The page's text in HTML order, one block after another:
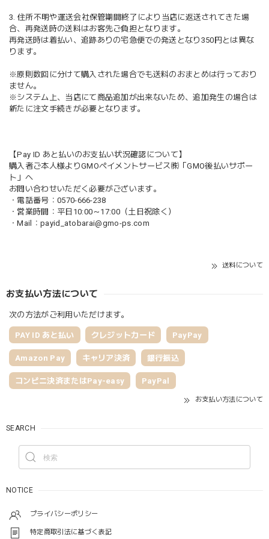
3. 住所不明や運送会社保管期間終了により当店に返送されてきた場
合、再発送時の送料はお客先ご負担となります。
再発送時は着払い、追跡ありの宅急便での発送となり350円とは異な
ります。
※原則数回に分けて購入された場合でも送料のおまとめは行っており
ません。
※システム上、当店にて商品追加が出来ないため、追加発生の場合は
新たに注文手続きが必要となります。
【Pay ID あと払いのお支払い状況確認について】
購入者ご本人様よりGMOペイメントサービス㈱「GMO後払いサポー
ト」へ
お問い合わせいただく必要がございます。
・電話番号：0570-666-238
・営業時間：平日10:00～17:00（土日祝除く）
・Mail： payid_atobarai@gmo-ps.com
送料について
お支払い方法について
次の方法がご利用いただけます。
PAY ID あと払い クレジットカード PayPay
Amazon Pay キャリア決済 銀行振込
コンビニ決済またはPay-easy PayPal
お支払い方法について
SEARCH
NOTICE
プライバシーポリシー
特定商取引法に基づく表記